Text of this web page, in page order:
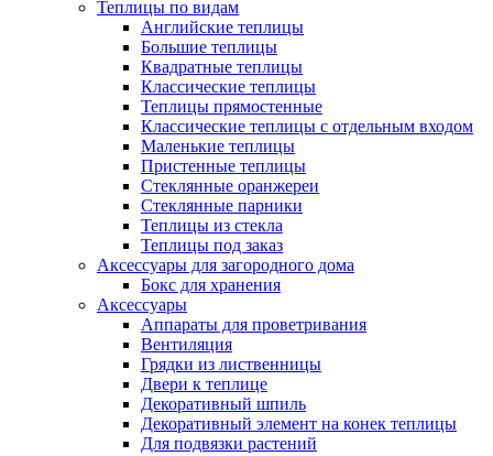
Теплицы по видам
Английские теплицы
Большие теплицы
Квадратные теплицы
Классические теплицы
Теплицы прямостенные
Классические теплицы с отдельным входом
Маленькие теплицы
Пристенные теплицы
Стеклянные оранжереи
Стеклянные парники
Теплицы из стекла
Теплицы под заказ
Аксессуары для загородного дома
Бокс для хранения
Аксессуары
Аппараты для проветривания
Вентиляция
Грядки из лиственницы
Двери к теплице
Декоративный шпиль
Декоративный элемент на конек теплицы
Для подвязки растений